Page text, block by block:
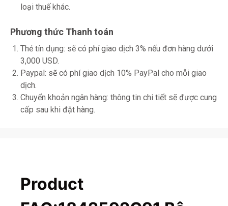
loại thuế khác.
Phương thức Thanh toán
Thẻ tín dụng: sẽ có phí giao dịch 3% nếu đơn hàng dưới
3,000 USD.
Paypal: sẽ có phí giao dịch 10% PayPal cho mỗi giao
dịch.
Chuyển khoản ngân hàng: thông tin chi tiết sẽ được cung
cấp sau khi đặt hàng.
Product